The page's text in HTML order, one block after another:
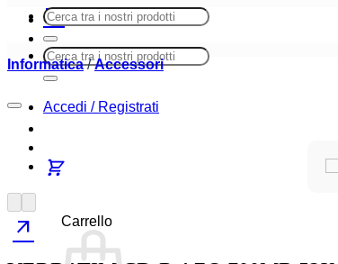
sort Menu
Cerca:
Accedi / Registrati
Carrello
Cerca:
Informatica / Accessori
arrow_outward